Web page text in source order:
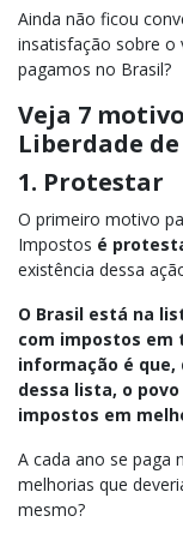
Ainda não ficou
insatisfação sobre o
pagamos no Brasil?
Veja 7
Liberdade
1. Protestar
O primeiro motivo
Impostos é
existência dessa
O Brasil está na
com impostos em
informação é
dessa lista, o
impostos em
A cada ano se paga
melhorias que
mesmo?